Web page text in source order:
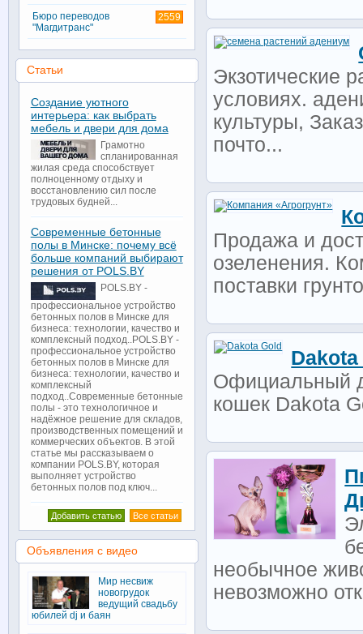
Экзотические
условиях.
культуры,
почто...
Продажа и
озеленения.
поставки
Официальный
кошек Dakota
необычное
невозможно
2559
Бюро переводов
"Магдитранс"
Статьи
Создание уютного
интерьера: как выбрать
мебель и двери для дома
Грамотно
спланированная
жилая среда способствует
полноценному отдыху и
восстановлению сил после
трудовых будней...
Современные бетонные
полы в Минске: почему всё
больше компаний выбирают
решения от POLS.BY
POLS.BY -
профессиональное устройство
бетонных полов в Минске для
бизнеса: технологии, качество и
комплексный подход..POLS.BY -
профессиональное устройство
бетонных полов в Минске для
бизнеса: технологии, качество и
комплексный
подход..Современные бетонные
полы - это технологичное и
надёжное решение для складов,
производственных помещений и
коммерческих объектов. В этой
статье мы рассказываем о
компании POLS.BY, которая
выполняет устройство
бетонных полов под ключ...
Все статьи
Добавить статью
Объявления с видео
Мир несвиж
новогрудок
ведущий свадьбу
юбилей dj и баян